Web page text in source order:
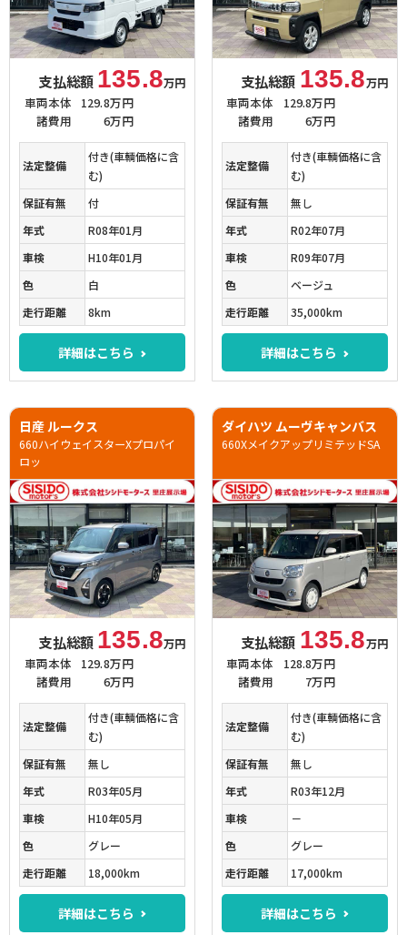
支払総額 135.8万円
車両本体
129.8万円
諸費用
6万円
法定整備
付き(車輌価格に含
む)
保証有無
付
年式
R08年01月
車検
H10年01月
色
白
走行距離
8km
詳細はこちら
支払総額 135.8万円
車両本体
129.8万円
諸費用
6万円
法定整備
付き(車輌価格に含
む)
保証有無
無し
年式
R02年07月
車検
R09年07月
色
ベージュ
走行距離
35,000km
詳細はこちら
日産 ルークス
660ハイウェイスターXプロパイ
ロッ
支払総額 135.8万円
車両本体
129.8万円
諸費用
6万円
法定整備
付き(車輌価格に含
む)
保証有無
無し
年式
R03年05月
車検
H10年05月
色
グレー
走行距離
18,000km
詳細はこちら
ダイハツ ムーヴキャンバス
660XメイクアップリミテッドSA
支払総額 135.8万円
車両本体
128.8万円
諸費用
7万円
法定整備
付き(車輌価格に含
む)
保証有無
無し
年式
R03年12月
車検
－
色
グレー
走行距離
17,000km
詳細はこちら